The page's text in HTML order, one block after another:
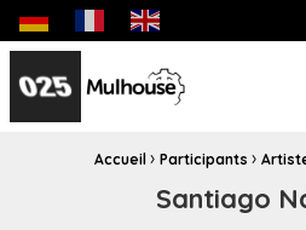
Site officiel de la Ville de
Fil d'Ariane :Accueil › Participants ›
Santiago